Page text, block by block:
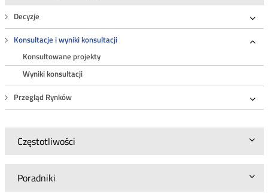
Decyzje
Konsultacje i wyniki konsultacji
Konsultowane projekty
Wyniki konsultacji
Przegląd Rynków
Częstotliwości
Poradniki